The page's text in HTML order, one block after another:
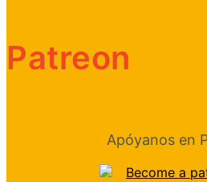
Patreon
Apóyanos en